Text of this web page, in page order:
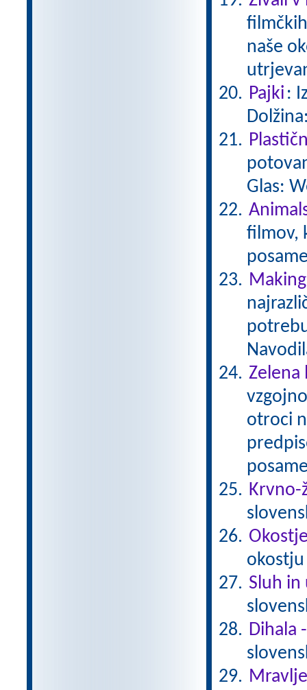
naše
Pajki :
Glas:
filmov,
Zelena
otroci
Krvno-
Sluh
Dihala